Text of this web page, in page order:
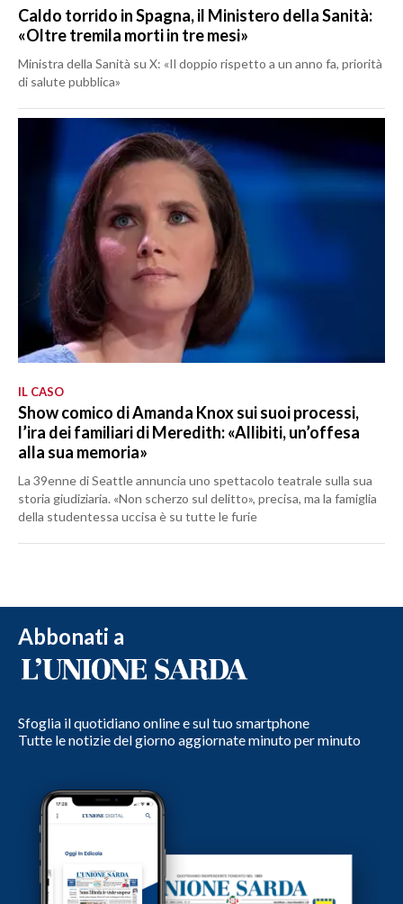
Caldo torrido in Spagna, il Ministero della Sanità:
«Oltre tremila morti in tre mesi»
Ministra della Sanità su X: «Il doppio rispetto a un anno fa, priorità
di salute pubblica»
IL CASO
Show comico di Amanda Knox sui suoi processi,
l’ira dei familiari di Meredith: «Allibiti, un’offesa
alla sua memoria»
La 39enne di Seattle annuncia uno spettacolo teatrale sulla sua
storia giudiziaria. «Non scherzo sul delitto», precisa, ma la famiglia
della studentessa uccisa è su tutte le furie
Abbonati a
Sfoglia il quotidiano online e sul tuo smartphone
Tutte le notizie del giorno aggiornate minuto per minuto